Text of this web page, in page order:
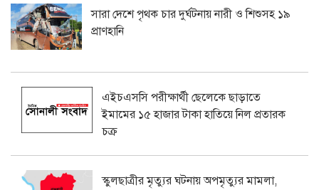
সারা দেশে পৃথক চার দুর্ঘটনায় নারী ও শিশুসহ ১৯
প্রাণহানি
এইচএসসি পরীক্ষার্থী ছেলেকে ছাড়াতে
ইমামের ১৫ হাজার টাকা হাতিয়ে নিল প্রতারক
চক্র
স্কুলছাত্রীর মৃত্যুর ঘটনায় অপমৃত্যুর মামলা,